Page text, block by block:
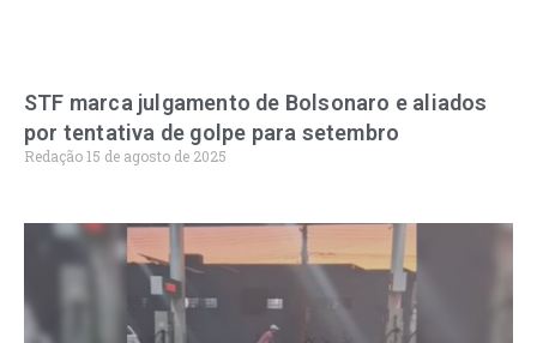
STF marca julgamento de Bolsonaro e aliados
por tentativa de golpe para setembro
Redação15 de agosto de 2025